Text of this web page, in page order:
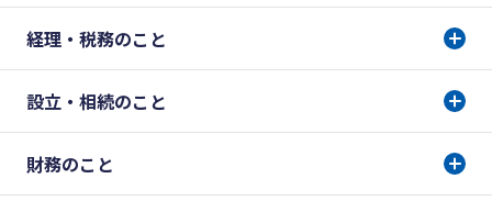
経理・税務のこと
設立・相続のこと
財務のこと